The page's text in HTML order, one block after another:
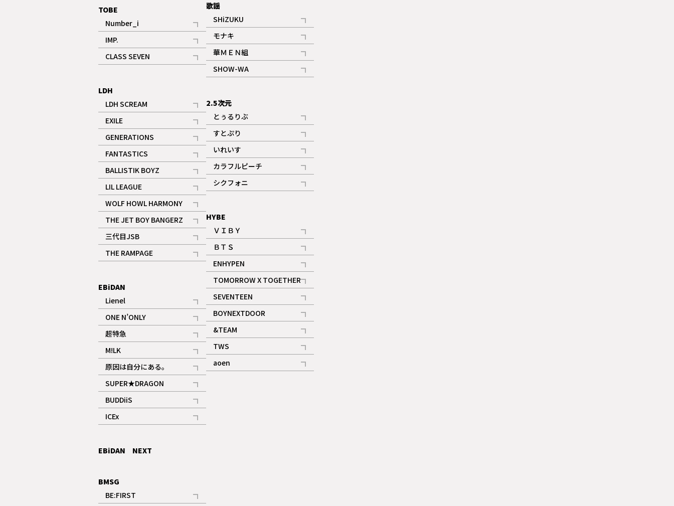
TOBE
Number_i
記事
IMP.
記事
CLASS SEVEN
記事
LDH
LDH SCREAM
記事
EXILE
記事
GENERATIONS
記事
FANTASTICS
記事
BALLISTIK BOYZ
記事
LIL LEAGUE
記事
WOLF HOWL HARMONY
記事
THE JET BOY BANGERZ
記事
三代目JSB
記事
THE RAMPAGE
記事
EBiDAN
Lienel
記事
ONE N’ONLY
記事
超特急
記事
ギャラリー
M!LK
記事
原因は自分にある。
記事
SUPER★DRAGON
記事
BUDDiiS
記事
ICEx
記事
EBiDAN NEXT
BMSG
BE:FIRST
歌謡
SHiZUKU
記事
モナキ
記事
華ＭＥＮ組
記事
SHOW-WA
記事
2.5次元
とぅるりぶ
記事
すとぷり
記事
ギャラリー
いれいす
記事
ギャラリー
カラフルピーチ
記事
シクフォニ
記事
HYBE
ＶＩＢＹ
記事
ＢＴＳ
記事
ENHYPEN
記事
TOMORROW X TOGETHER
記事
ギャラリー
SEVENTEEN
記事
BOYNEXTDOOR
記事
&TEAM
記事
ギャラリー
TWS
記事
aoen
記事